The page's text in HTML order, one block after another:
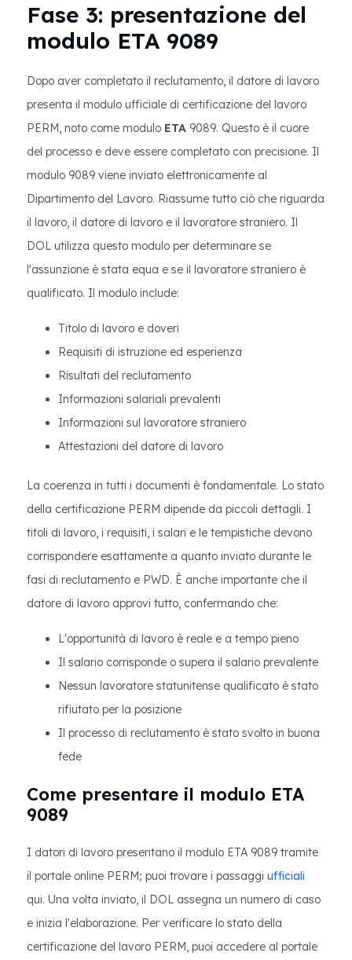
Fase 3: presentazione del
modulo ETA 9089
Dopo aver completato il reclutamento, il datore di lavoro
presenta il modulo ufficiale di certificazione del lavoro
PERM, noto come modulo ETA 9089. Questo è il cuore
del processo e deve essere completato con precisione. Il
modulo 9089 viene inviato elettronicamente al
Dipartimento del Lavoro. Riassume tutto ciò che riguarda
il lavoro, il datore di lavoro e il lavoratore straniero. Il
DOL utilizza questo modulo per determinare se
l'assunzione è stata equa e se il lavoratore straniero è
qualificato. Il modulo include:
Titolo di lavoro e doveri
Requisiti di istruzione ed esperienza
Risultati del reclutamento
Informazioni salariali prevalenti
Informazioni sul lavoratore straniero
Attestazioni del datore di lavoro
La coerenza in tutti i documenti è fondamentale. Lo stato
della certificazione PERM dipende da piccoli dettagli. I
titoli di lavoro, i requisiti, i salari e le tempistiche devono
corrispondere esattamente a quanto inviato durante le
fasi di reclutamento e PWD. È anche importante che il
datore di lavoro approvi tutto, confermando che:
L'opportunità di lavoro è reale e a tempo pieno
Il salario corrisponde o supera il salario prevalente
Nessun lavoratore statunitense qualificato è stato
rifiutato per la posizione
Il processo di reclutamento è stato svolto in buona
fede
Come presentare il modulo ETA
9089
I datori di lavoro presentano il modulo ETA 9089 tramite
il portale online PERM; puoi trovare i passaggi ufficiali
qui. Una volta inviato, il DOL assegna un numero di caso
e inizia l'elaborazione. Per verificare lo stato della
certificazione del lavoro PERM, puoi accedere al portale